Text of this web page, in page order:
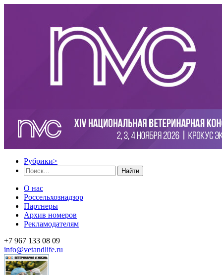
Рубрики>
Найти
О нас
Россельхознадзор
Партнеры
Архив номеров
Рекламодателям
+7 967 133 08 09
info@vetandlife.ru